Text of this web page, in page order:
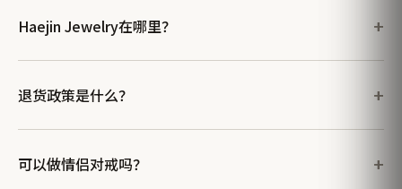
Haejin Jewelry在哪里？
退货政策是什么？
可以做情侣对戒吗？